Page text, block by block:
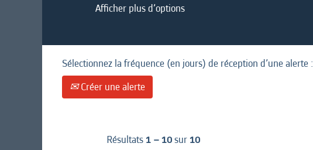
Afficher plus d’options
Sélectionnez la fréquence (en jours) de réception d’une alerte :
Créer une alerte
Résultats1 – 10sur10